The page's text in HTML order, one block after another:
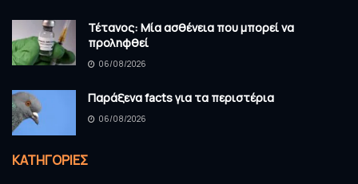
Τέτανος: Μία ασθένεια που μπορεί να
προληφθεί
06/08/2026
Παράξενα facts για τα περιστέρια
06/08/2026
KΑΤΗΓΟΡΊΕΣ